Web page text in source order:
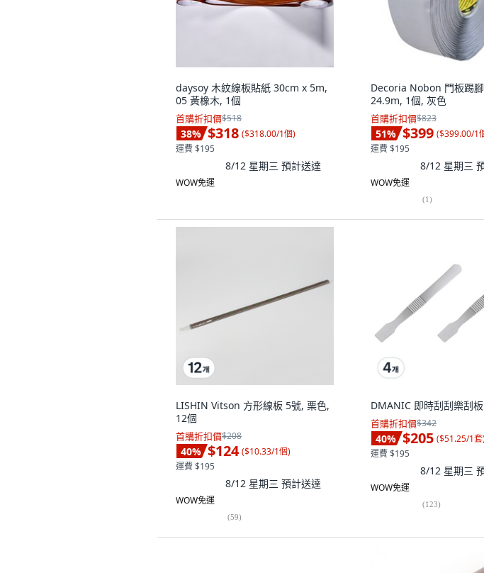
daysoy 木紋線板貼紙 30cm x 5m,
05 黃橡木, 1個
首購折扣價$518
38% $318 ($318.00/1個)
運費 $195
8/12 星期三 預計送達
WOW免運
Decoria Nobon 門板踢
24.9m, 1個, 灰色
首購折扣價$823
51% $399 ($399.00/1
運費 $195
8/12 星期三
WOW免運
(1)
LISHIN Vitson 方形線板 5號, 栗色,
12個
首購折扣價$208
40% $124 ($10.33/1個)
運費 $195
8/12 星期三 預計送達
WOW免運
(59)
DMANIC 即時刮刮樂刮
首購折扣價$342
40% $205 ($51.25/1套
運費 $195
8/12 星期三
WOW免運
(123)